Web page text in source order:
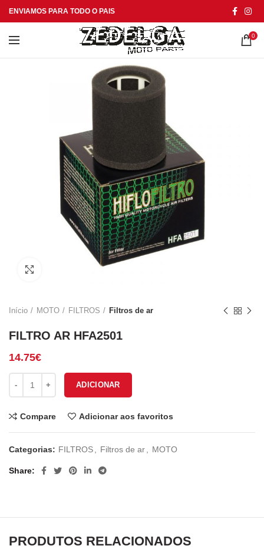
ENVIAMOS PARA TODO O PAIS
0
Início MOTO FILTROS Filtros de ar
FILTRO AR HFA2501
14.75€
ADICIONAR
Compare Adicionar aos favoritos
Categorias: FILTROS Filtros de ar MOTO
Share
PRODUTOS RELACIONADOS